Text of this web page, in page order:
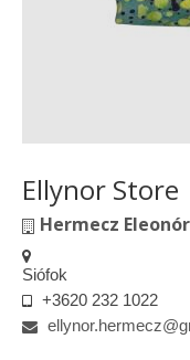
Ellynor Store
Hermecz
Siófok
+3620 232 1022